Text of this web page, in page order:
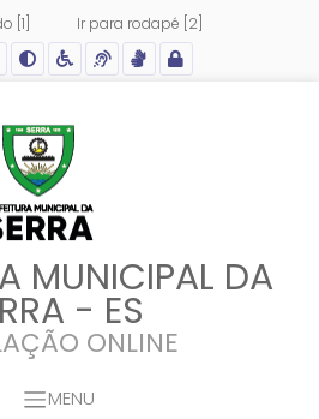
[1] Ir para rodapé [2]
da fonte do site
diminuir tamanho da fonte do site
Ação para aplicar auto contraste no site
Acessar página sobre acessibilidade do site
Acessar página sobre NVDA - Leitor de Tela
Acessar página sobre VLibras - Tradutor de
Acessar Intranet
MUNICIPAL DA
- ES
ONLINE
MENU